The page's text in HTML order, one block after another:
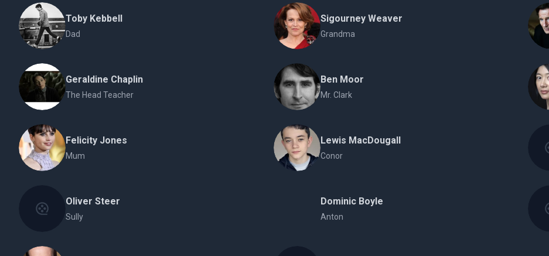
Toby Kebbell
Dad
Sigourney Weaver
Grandma
Geraldine Chaplin
The Head Teacher
Ben Moor
Mr. Clark
Felicity Jones
Mum
Lewis MacDougall
Conor
Oliver Steer
Sully
Dominic Boyle
Anton